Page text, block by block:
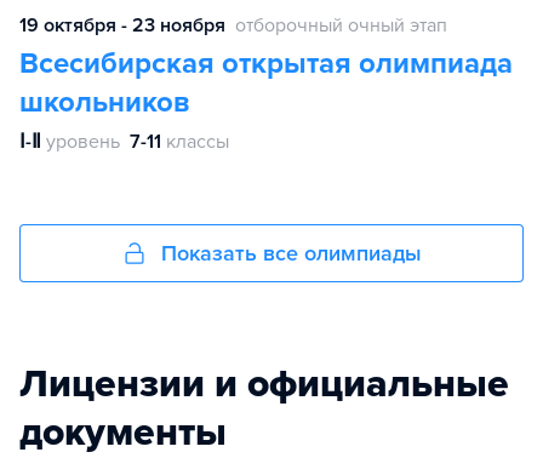
19 октября - 23 ноября отборочный очный этап
Всесибирская открытая олимпиада
школьников
Ⅰ-Ⅱ уровень 7-11 классы
Показать все олимпиады
Лицензии и официальные
документы